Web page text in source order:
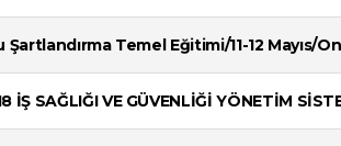
Temel Eğitimi/11-12 Mayıs/
İŞ SAĞLIĞI VE GÜVENLİĞİ YÖNETİM